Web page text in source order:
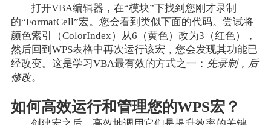
打开VBA编辑器，在“模块”下找到您刚才录制
的“FormatCell”宏。您会看到类似下面的代码。尝试将
颜色索引（ColorIndex）从6（黄色）改为3（红色），
然后回到WPS表格中再次运行该宏，您会发现其功能已
经改变。这是学习VBA最有效的方式之一： 先录制，后
修改。
如何高效运行和管理您的WPS宏？